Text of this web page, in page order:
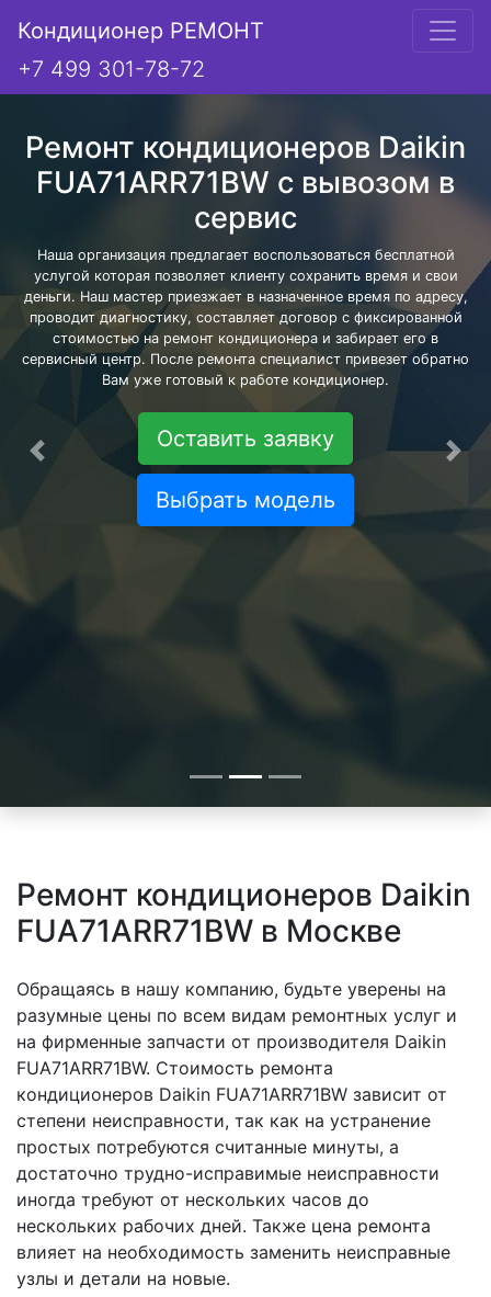
Кондиционер РЕМОНТ
+7 499 301-78-72
Ремонт кондиционеров Daikin
FUA71ARR71BW с вывозом в
сервис
Наша организация предлагает воспользоваться бесплатной
услугой которая позволяет клиенту сохранить время и свои
деньги. Наш мастер приезжает в назначенное время по адресу,
проводит диагностику, составляет договор с фиксированной
стоимостью на ремонт кондиционера и забирает его в
сервисный центр. После ремонта специалист привезет обратно
Вам уже готовый к работе кондиционер.
Оставить заявку
Выбрать модель
Предыдущая
Ремонт кондиционеров Daikin
FUA71ARR71BW в Москве
Обращаясь в нашу компанию, будьте уверены на
разумные цены по всем видам ремонтных услуг и
на фирменные запчасти от производителя Daikin
FUA71ARR71BW. Стоимость ремонта
кондиционеров Daikin FUA71ARR71BW зависит от
степени неисправности, так как на устранение
простых потребуются считанные минуты, а
достаточно трудно-исправимые неисправности
иногда требуют от нескольких часов до
нескольких рабочих дней. Также цена ремонта
влияет на необходимость заменить неисправные
узлы и детали на новые.